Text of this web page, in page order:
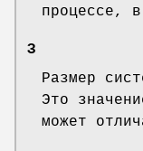
процессе,
З
Размер
Это
может